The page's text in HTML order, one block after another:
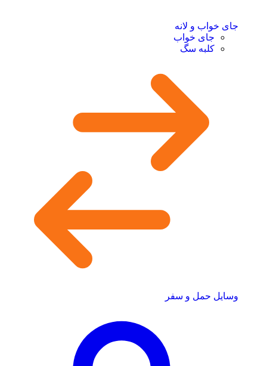
جای خواب و لانه
جای خواب
کلبه سگ
وسایل حمل و سفر